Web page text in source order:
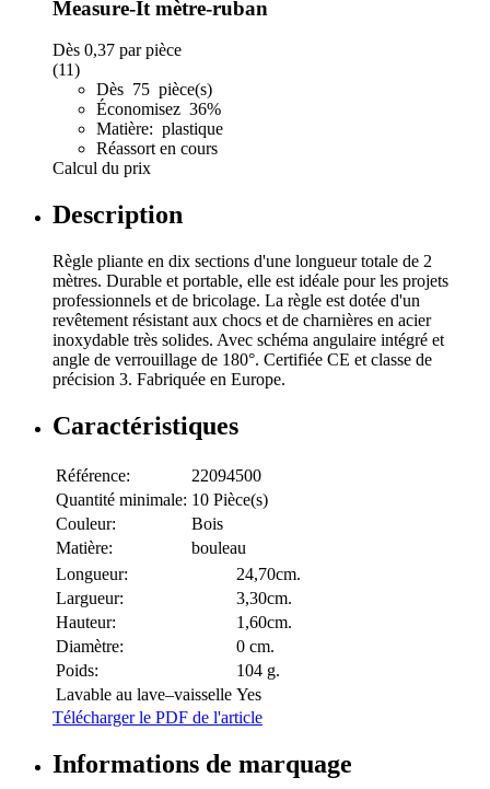
Measure-It mètre-ruban
Dès 0,37 par pièce
(11)
Dès 75 pièce(s)
Économisez 36%
Matière: plastique
Réassort en cours
Calcul du prix
Description
Règle pliante en dix sections d'une longueur totale de 2
mètres. Durable et portable, elle est idéale pour les projets
professionnels et de bricolage. La règle est dotée d'un
revêtement résistant aux chocs et de charnières en acier
inoxydable très solides. Avec schéma angulaire intégré et
angle de verrouillage de 180°. Certifiée CE et classe de
précision 3. Fabriquée en Europe.
Caractéristiques
Référence:
22094500
Quantité minimale: 10 Pièce(s)
Couleur:
Bois
Matière:
bouleau
Longueur:
24,70cm.
Largueur:
3,30cm.
Hauteur:
1,60cm.
Diamètre:
0 cm.
Poids:
104 g.
Lavable au lave–vaisselle Yes
Télécharger le PDF de l'article
Informations de marquage